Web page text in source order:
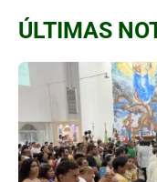
ÚLTIMAS